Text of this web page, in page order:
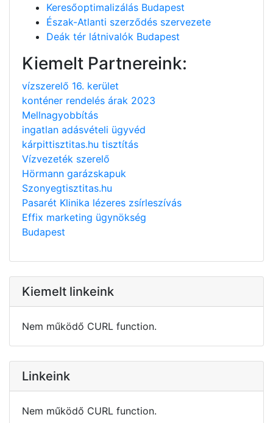
Keresőoptimalizálás Budapest
Észak-Atlanti szerződés szervezete
Deák tér látnivalók Budapest
Kiemelt Partnereink:
vízszerelő 16. kerület
konténer rendelés árak 2023
Mellnagyobbítás
ingatlan adásvételi ügyvéd
kárpittisztitas.hu tisztítás
Vízvezeték szerelő
Hörmann garázskapuk
Szonyegtisztitas.hu
Pasarét Klinika lézeres zsírleszívás
Effix marketing ügynökség
Budapest
Kiemelt linkeink
Nem működő CURL function.
Linkeink
Nem működő CURL function.